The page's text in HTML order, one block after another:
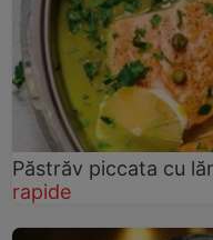
Păstrăv piccata cu
rapide